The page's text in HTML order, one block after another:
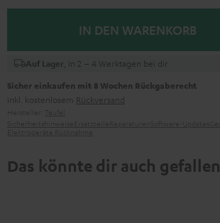
IN DEN WARENKORB
Auf Lager , in 2 – 4 Werktagen bei dir
Sicher einkaufen mit 8 Wochen Rückgaberecht
inkl. kostenlosem Rückversand
Das könnte dir auch gefallen